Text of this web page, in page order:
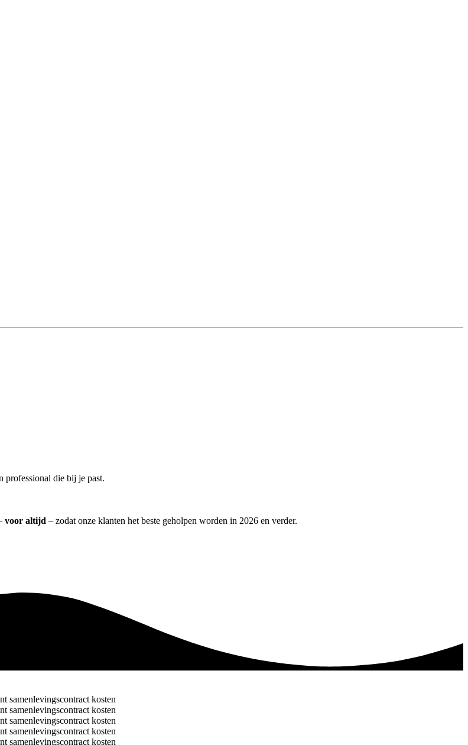
professional die bij je past.
voor altijd – zodat onze klanten het beste geholpen worden in 2026 en verder.